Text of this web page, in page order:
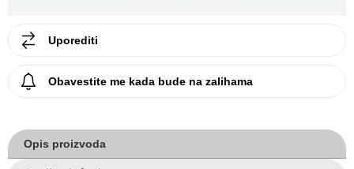
Uporediti
Obavestite me kada bude na zalihama
Opis proizvoda